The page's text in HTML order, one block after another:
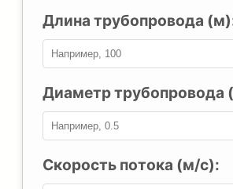
Длина трубопровода
Диаметр трубопровода
Скорость потока (м/с):